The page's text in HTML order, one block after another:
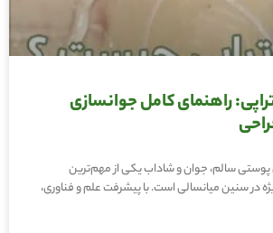
راهنمای کامل جوانسازی
پوستی سالم، جوان و شاداب یکی از مهم‌ترین
در سنین میانسالی است. با پیشرفت علم و فناوری،